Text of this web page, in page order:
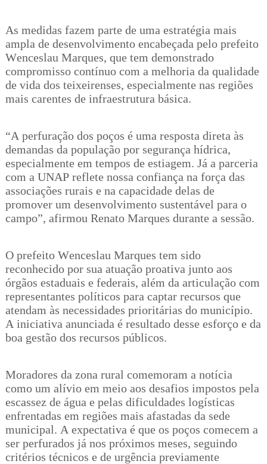
As medidas fazem parte de uma estratégia mais
ampla de desenvolvimento encabeçada pelo prefeito
Wenceslau Marques, que tem demonstrado
compromisso contínuo com a melhoria da qualidade
de vida dos teixeirenses, especialmente nas regiões
mais carentes de infraestrutura básica.
“A perfuração dos poços é uma resposta direta às
demandas da população por segurança hídrica,
especialmente em tempos de estiagem. Já a parceria
com a UNAP reflete nossa confiança na força das
associações rurais e na capacidade delas de
promover um desenvolvimento sustentável para o
campo”, afirmou Renato Marques durante a sessão.
O prefeito Wenceslau Marques tem sido
reconhecido por sua atuação proativa junto aos
órgãos estaduais e federais, além da articulação com
representantes políticos para captar recursos que
atendam às necessidades prioritárias do município.
A iniciativa anunciada é resultado desse esforço e da
boa gestão dos recursos públicos.
Moradores da zona rural comemoram a notícia
como um alívio em meio aos desafios impostos pela
escassez de água e pelas dificuldades logísticas
enfrentadas em regiões mais afastadas da sede
municipal. A expectativa é que os poços comecem a
ser perfurados já nos próximos meses, seguindo
critérios técnicos e de urgência previamente